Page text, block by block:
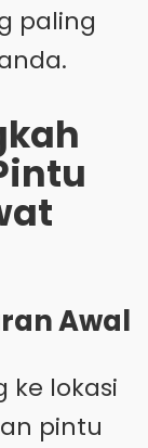
paling
Awal
ke lokasi
pintu